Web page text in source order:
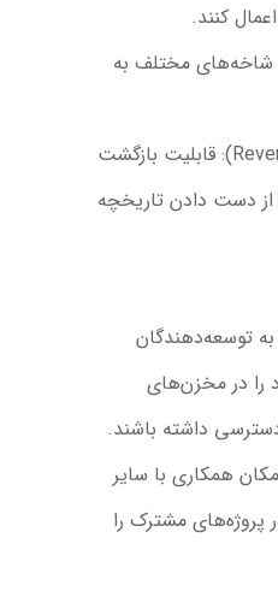
کنند.
شاخه‌های مختلف به
قابلیت بازگشت
دست دادن تاریخچه
GitHub به توسعه‌دهندگان
را در مخزن‌های
داشته باشند.
همکاری با سایر
مشترک را